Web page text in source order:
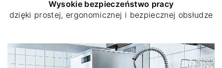
Wysokie bezpieczeństwo pracy
dzięki prostej, ergonomicznej i bezpiecznej obsłudze